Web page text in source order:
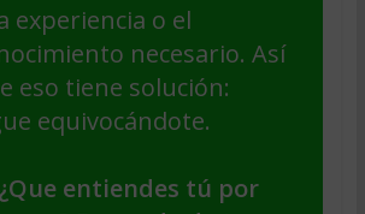
experiencia o el
necesario. Así
eso tiene solución:
equivocándote.
¿Que entiendes tú por